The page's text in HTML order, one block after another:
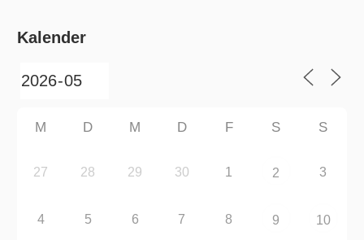
Kalender
M D M D F S S
27 28 29 30 1 2 3
4 5 6 7 8 9 10